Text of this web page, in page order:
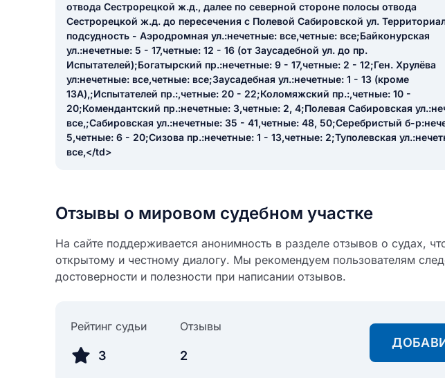
отвода Сестрорецкой ж.д., далее по северной стороне полосы отвода
Сестрорецкой ж.д. до пересечения с Полевой Сабировской ул.
подсудность - Аэродромная ул.:нечетные: все,четные: все;Байконурская
ул.:нечетные: 5 - 17,четные: 12 - 16 (от Заусадебной ул. до пр.
Испытателей);Богатырский пр.:нечетные: 9 - 17,четные: 2 - 12;Ген. Хрулёва
ул:нечетные: все,четные: все;Заусадебная ул.:нечетные: 1 - 13 (кроме
13А),;Испытателей пр.:,четные: 20 - 22;Коломяжский пр.:,четные: 10 -
20;Комендантский пр.:нечетные: 3,четные: 2, 4;Полевая Сабировская
все,;Сабировская ул.:нечетные: 35 - 41,четные: 48, 50;Серебристый б-
5,четные: 6 - 20;Сизова пр.:нечетные: 1 - 13,четные: 2;Туполевская
все,</td>
Отзывы о мировом судебном участке
На сайте поддерживается анонимность в разделе отзывов о судах,
открытому и честному диалогу. Мы рекомендуем пользователям
достоверности и полезности при написании отзывов.
Рейтинг судьи
3
Отзывы
2
ОСТАВИТЬ ОТЗЫВ
разрешить публикацию отзыва
ОСТАВИТЬ ОТЗЫВ
СОХРАНИТЬ